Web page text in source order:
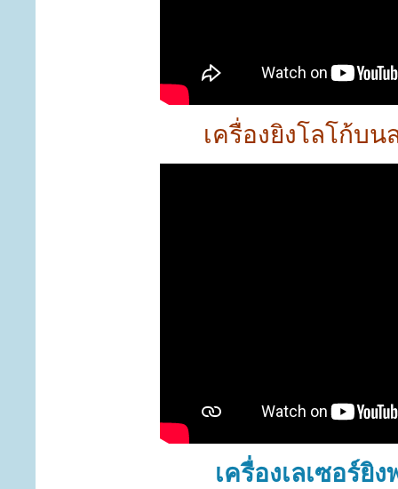
เครื่องยิงโลโก้บน
เครื่องเลเซอร์ยิ